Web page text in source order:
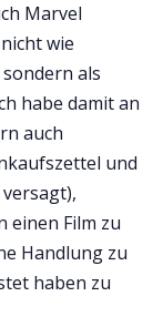
Marvel
wie
als
habe damit an
auch
und
einen Film zu
Handlung zu
haben zu